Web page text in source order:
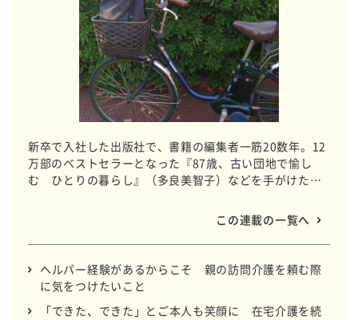
新卒で入社した出版社で、書籍の編集者一筋20数年。12
万部のベストセラーとなった『87歳、古い団地で愉し
む ひとりの暮らし』（多良美智子）などを手がけた編
ヘルパーを始めました。まったく畑違いの職種に飛び込
んで、見えてきた情景と思いをつづります。
この連載の一覧へ
ヘルパー経験があるからこそ 親の訪問介護を頼む際
に気をつけたいこと
「できた、できた」とご本人も笑顔に 在宅介護を続